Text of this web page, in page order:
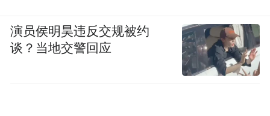
演员侯明昊违反交规被约
谈？当地交警回应